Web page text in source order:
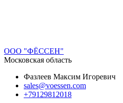
ООО "ФЁССЕН"
Московская область
Фазлеев Максим Игоревич
sales@voessen.com
+79129812018